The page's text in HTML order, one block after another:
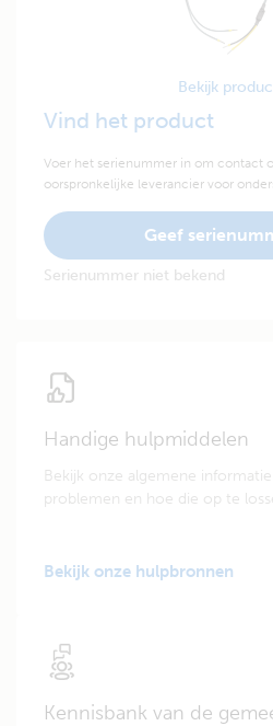
Bekijk
Vind het product
Voer het serienummer in om contact
oorspronkelijke leverancier voor
Geef
Serienummer niet bekend
Handige hulpmiddelen
Bekijk onze algemene
problemen en hoe die op te
Bekijk onze hulpbronnen
Kennisbank van de